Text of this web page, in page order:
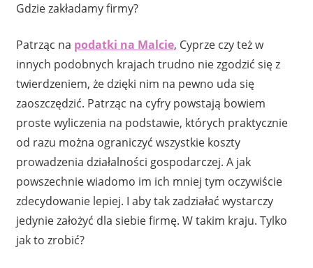
Gdzie zakładamy firmy?
Patrząc na podatki na Malcie, Cyprze czy też w
innych podobnych krajach trudno nie zgodzić się z
twierdzeniem, że dzięki nim na pewno uda się
zaoszczędzić. Patrząc na cyfry powstają bowiem
proste wyliczenia na podstawie, których praktycznie
od razu można ograniczyć wszystkie koszty
prowadzenia działalności gospodarczej. A jak
powszechnie wiadomo im ich mniej tym oczywiście
zdecydowanie lepiej. I aby tak zadziałać wystarczy
jedynie założyć dla siebie firmę. W takim kraju. Tylko
jak to zrobić?